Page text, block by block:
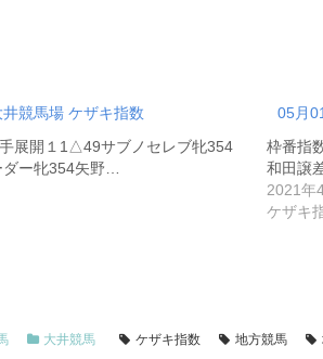
競馬場 ケザキ指数
展開１1△49サブノセレブ牝354
ー牝354矢野…
05月
枠番指
和田譲
2021年
ケザキ
大井競馬 ケザキ指数 地方競馬